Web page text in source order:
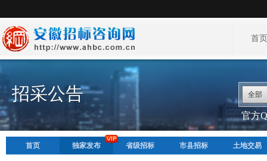
首
招采公告 全部
官方
首页 独家发布 省级招标 市县招标 土地交易